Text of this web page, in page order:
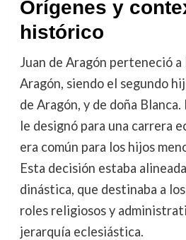
Orígenes y
histórico
Juan de Aragón perteneció a
Aragón, siendo el segundo
de Aragón, y de doña
le designó para una carrera
era común para los hijos
Esta decisión estaba
dinástica, que destinaba a
roles religiosos y
jerarquía eclesiástica.